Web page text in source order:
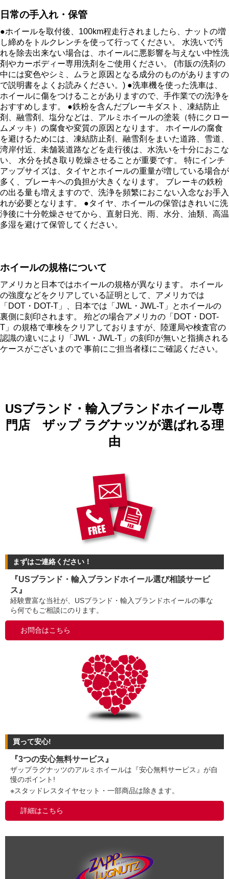
日常の手入れ・保管
●ホイールを取付後、100km程走行されましたら、ナットの増
し締めをトルクレンチを使って行ってください。 水洗いで汚
れを除去出来ない場合は、ホイールに悪影響を与えない中性洗
剤やカーボディー専用洗剤をご使用ください。 (市販の洗剤の
中には変色やシミ、ムラと原因となる成分のものがありますの
で説明書をよくお読みください。) ●洗車機を使った洗車は、
ホイールに傷をつけることがありますので、手作業での洗浄を
おすすめします。 ●鉄粉を含んだブレーキダスト、凍結防止
剤、融雪剤、塩分などは、アルミホイールの塗装（特にクロー
ムメッキ）の腐食や変質の原因となります。 ホイールの腐食
を避けるためには、凍結防止剤、融雪剤をまいた道路、雪道、
湾岸付近、未舗装道路などを走行後は、水洗いを十分におこな
い、 水分を拭き取り乾燥させることが重要です。 特にインチ
アップサイズは、タイヤとホイールの重量が増している場合が
多く、ブレーキへの負担が大きくなります。 ブレーキの鉄粉
の出る量も増えますので、洗浄を頻繁におこない入念なお手入
れが必要となります。 ●タイヤ、ホイールの保管はきれいに洗
浄後に十分乾燥させてから、直射日光、雨、水分、油類、高温
多湿を避けて保管してください。
ホイールの規格について
アメリカと日本ではホイールの規格が異なります。 ホイール
の強度などをクリアしている証明として、アメリカでは
「DOT・DOT-T」、日本では「JWL・JWL-T」とホイールの
裏側に刻印されます。 殆どの場合アメリカの「DOT・DOT-
T」の規格で車検をクリアしておりますが、陸運局や検査官の
認識の違いにより「JWL・JWL-T」の刻印が無いと指摘される
ケースがございまので 事前にご担当者様にご確認ください。
USブランド・輸入ブランドホイール専
門店 ザップ ラグナッツが選ばれる理
由
まずはご連絡ください！
『USブランド・輸入ブランドホイール選び相談サービ
ス』
経験豊富な当社が、USブランド・輸入ブランドホイールの事な
ら何でもご相談にのります。
お問合はこちら
買って安心!
『3つの安心無料サービス』
ザップラグナッツのアルミホイールは『安心無料サービス』が自
慢のポイント!
※スタッドレスタイヤセット・一部商品は除きます。
詳細はこちら